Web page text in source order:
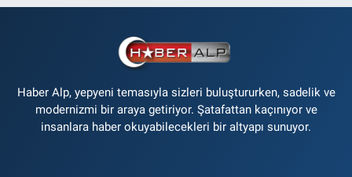
Haber Alp, yepyeni temasıyla sizleri buluştururken, sadelik ve
modernizmi bir araya getiriyor. Şatafattan kaçınıyor ve
insanlara haber okuyabilecekleri bir altyapı sunuyor.